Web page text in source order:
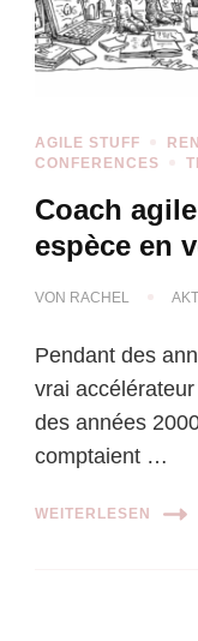
AGILE STUFF
CONFERENCES
Coach
espèce en
VON RACHEL
Pendant des
vrai
des années
comptaient …
WEITERLESEN